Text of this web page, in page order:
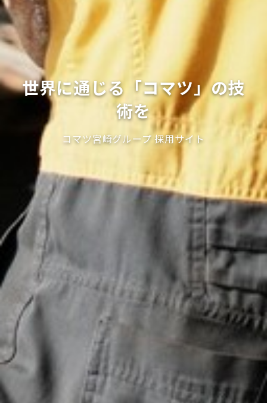
世界に通じる「コマツ」の技
術を
コマツ宮崎グループ 採用サイト